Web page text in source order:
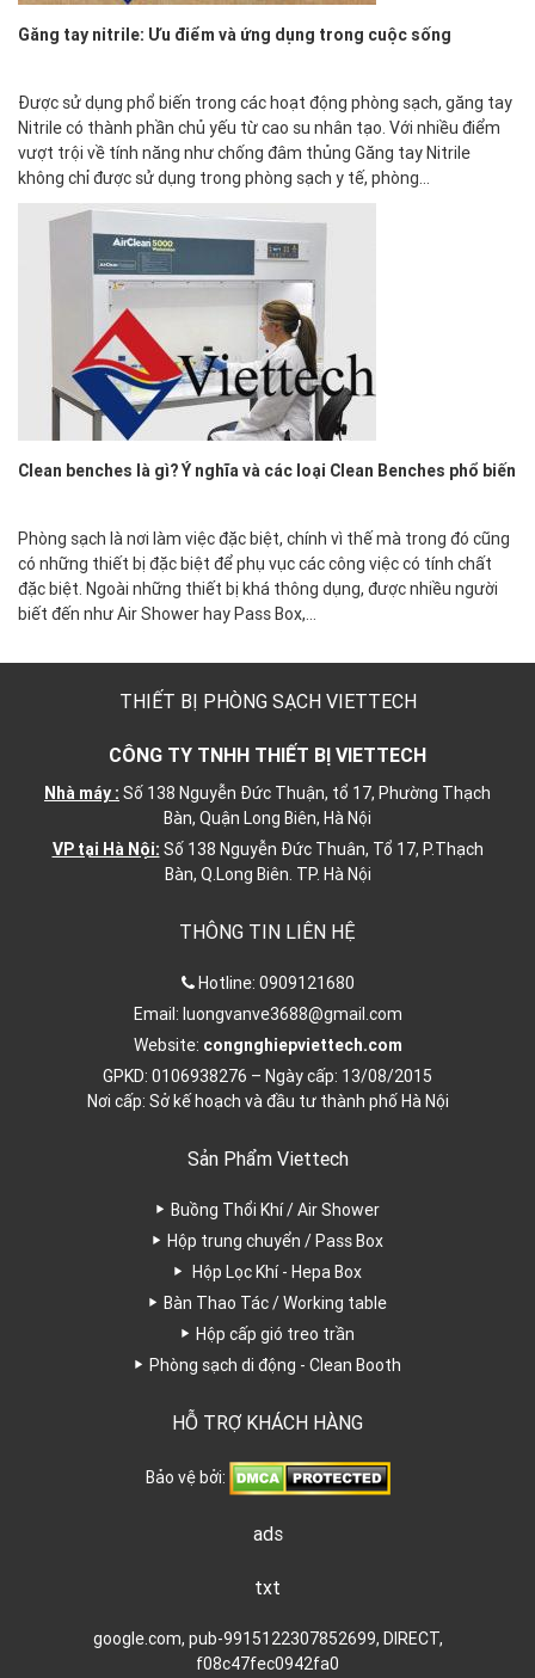
Găng tay nitrile: Ưu điểm và ứng dụng trong cuộc sống
Được sử dụng phổ biến trong các hoạt động phòng sạch, găng tay
Nitrile có thành phần chủ yếu từ cao su nhân tạo. Với nhiều điểm
vượt trội về tính năng như chống đâm thủng Găng tay Nitrile
không chỉ được sử dụng trong phòng sạch y tế, phòng…
Clean benches là gì? Ý nghĩa và các loại Clean Benches phổ biến
Phòng sạch là nơi làm việc đặc biệt, chính vì thế mà trong đó cũng
có những thiết bị đặc biệt để phụ vục các công việc có tính chất
đặc biệt. Ngoài những thiết bị khá thông dụng, được nhiều người
biết đến như Air Shower hay Pass Box,…
THIẾT BỊ PHÒNG SẠCH VIETTECH
CÔNG TY TNHH THIẾT BỊ VIETTECH
Nhà máy : Số 138 Nguyễn Đức Thuận, tổ 17, Phường Thạch
Bàn, Quận Long Biên, Hà Nội
VP tại Hà Nội: Số 138 Nguyễn Đức Thuân, Tổ 17, P.Thạch
Bàn, Q.Long Biên. TP. Hà Nội
THÔNG TIN LIÊN HỆ
Hotline: 0909121680
Email: luongvanve3688@gmail.com
Website: congnghiepviettech.com
GPKD: 0106938276 – Ngày cấp: 13/08/2015
Nơi cấp: Sở kế hoạch và đầu tư thành phố Hà Nội
Sản Phẩm Viettech
Buồng Thổi Khí / Air Shower
Hộp trung chuyển / Pass Box
Hộp Lọc Khí - Hepa Box
Bàn Thao Tác / Working table
Hộp cấp gió treo trần
Phòng sạch di động - Clean Booth
HỖ TRỢ KHÁCH HÀNG
Bảo vệ bởi:
ads
txt
google.com, pub-9915122307852699, DIRECT,
f08c47fec0942fa0